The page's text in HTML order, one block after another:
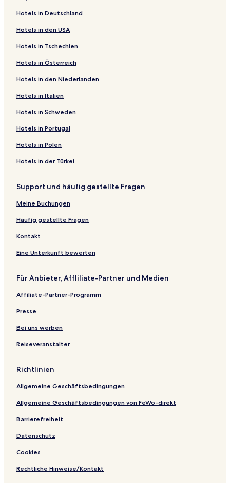
Hotels in Deutschland
Hotels in den USA
Hotels in Tschechien
Hotels in Österreich
Hotels in den Niederlanden
Hotels in Italien
Hotels in Schweden
Hotels in Portugal
Hotels in Polen
Hotels in der Türkei
Support und häufig gestellte Fragen
Meine Buchungen
Häufig gestellte Fragen
Kontakt
Eine Unterkunft bewerten
Für Anbieter, Affliliate-Partner und Medien
Affiliate-Partner-Programm
Presse
Bei uns werben
Reiseveranstalter
Richtlinien
Allgemeine Geschäftsbedingungen
Allgemeine Geschäftsbedingungen von FeWo-direkt
Barrierefreiheit
Datenschutz
Cookies
Rechtliche Hinweise/Kontakt